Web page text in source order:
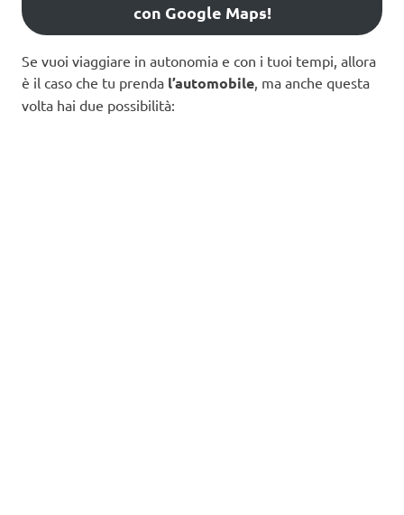
con Google Maps!
Se vuoi viaggiare in autonomia e con i tuoi tempi, allora
è il caso che tu prenda l’automobile , ma anche questa
volta hai due possibilità: